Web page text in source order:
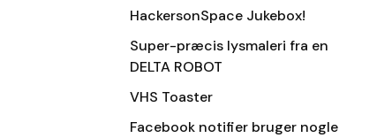
HackersonSpace Jukebox!
Super-præcis lysmaleri fra en
DELTA ROBOT
VHS Toaster
Facebook notifier bruger nogle